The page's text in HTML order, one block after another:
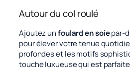
Autour du col roulé
Ajoutez unfoulard en soiepar-
pour élever votre tenue
profondes et les motifs
touche luxueuse qui est parfaite